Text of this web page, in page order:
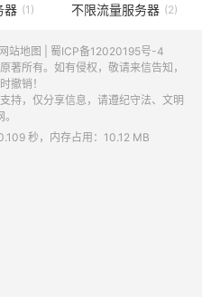
器 (1) 不限流量服务器 (2)
网站地图
蜀ICP备12020195号-4
著所有。如有侵权，敬请来信告知，
撤销！
持，仅分享信息，请遵纪守法、文明
秒，内存占用：10.12 MB